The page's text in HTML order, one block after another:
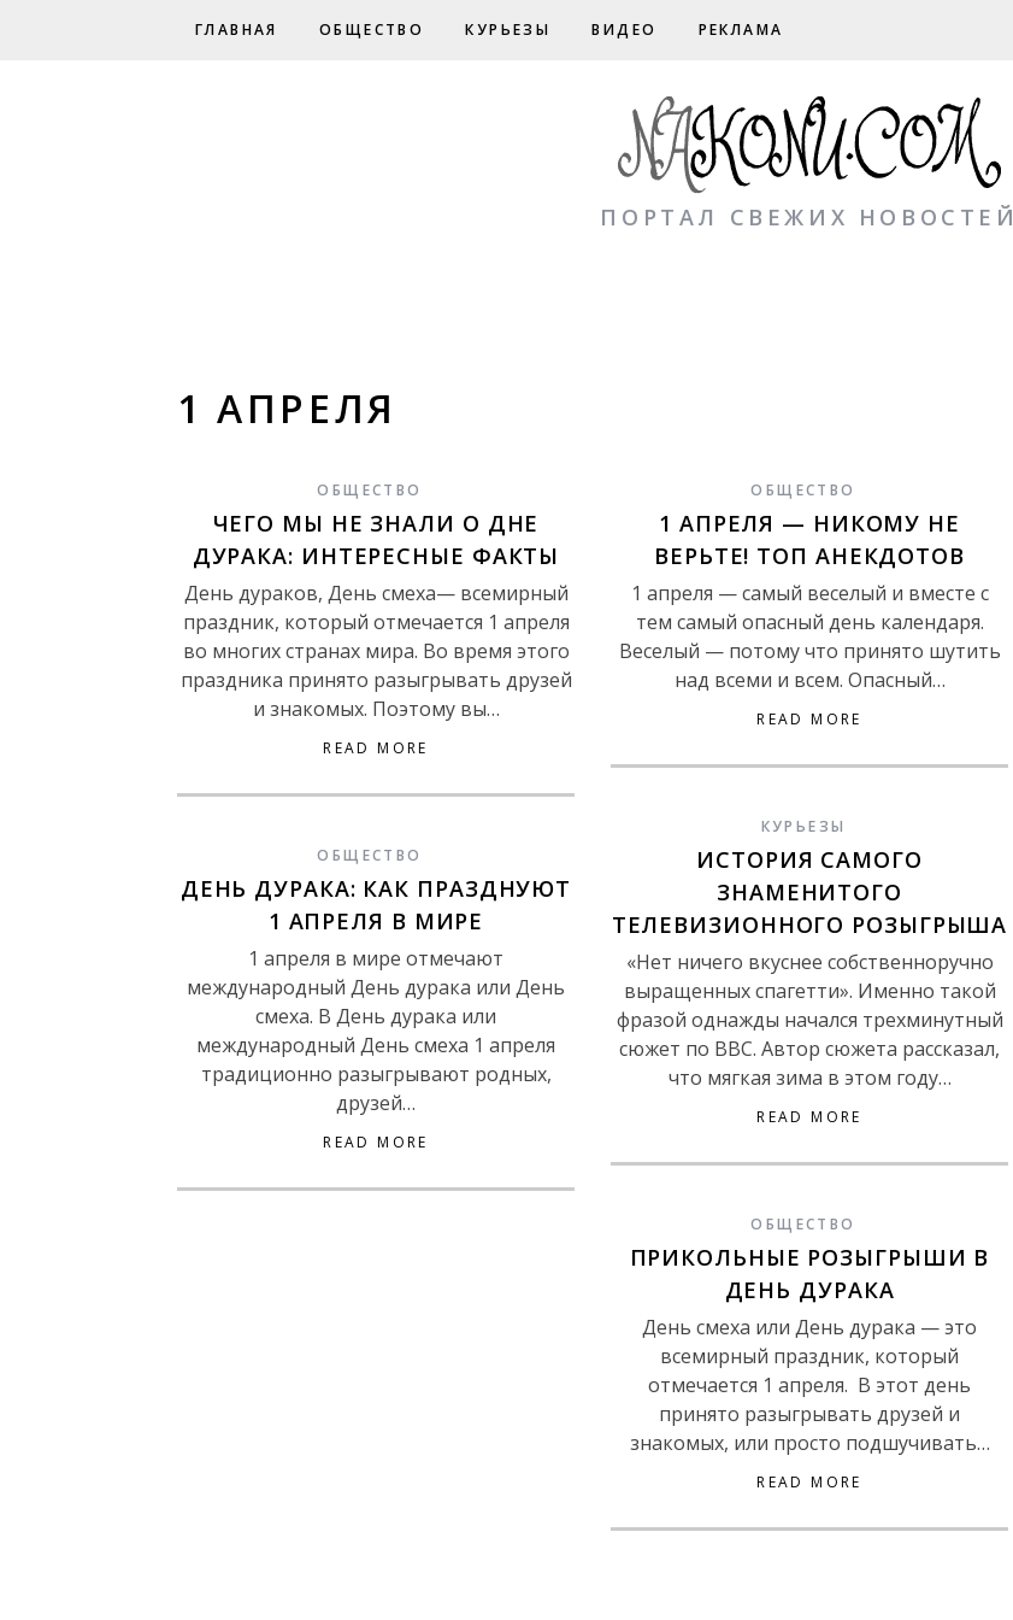
ГЛАВНАЯ ОБЩЕСТВО КУРЬЕЗЫ ВИДЕО РЕКЛАМА
ПОРТАЛ СВЕЖИХ НОВОСТЕЙ
1 АПРЕЛЯ
ОБЩЕСТВО
ЧЕГО МЫ НЕ ЗНАЛИ О ДНЕ
ДУРАКА: ИНТЕРЕСНЫЕ ФАКТЫ
День дураков, День смеха— всемирный
праздник, который отмечается 1 апреля
во многих странах мира. Во время этого
праздника принято разыгрывать друзей
и знакомых. Поэтому вы…
READ MORE
ОБЩЕСТВО
1 АПРЕЛЯ — НИКОМУ НЕ
ВЕРЬТЕ! ТОП АНЕКДОТОВ
1 апреля — самый веселый и вместе с
тем самый опасный день календаря.
Веселый — потому что принято шутить
над всеми и всем. Опасный…
READ MORE
КУРЬЕЗЫ
ИСТОРИЯ САМОГО
ЗНАМЕНИТОГО
ТЕЛЕВИЗИОННОГО РОЗЫГРЫША
«Нет ничего вкуснее собственноручно
выращенных спагетти». Именно такой
фразой однажды начался трехминутный
сюжет по BBC. Автор сюжета рассказал,
что мягкая зима в этом году…
READ MORE
ОБЩЕСТВО
ДЕНЬ ДУРАКА: КАК ПРАЗДНУЮТ
1 АПРЕЛЯ В МИРЕ
1 апреля в мире отмечают
международный День дурака или День
смеха. В День дурака или
международный День смеха 1 апреля
традиционно разыгрывают родных,
друзей…
READ MORE
ОБЩЕСТВО
ПРИКОЛЬНЫЕ РОЗЫГРЫШИ В
ДЕНЬ ДУРАКА
День смеха или День дурака — это
всемирный праздник, который
отмечается 1 апреля. В этот день
принято разыгрывать друзей и
знакомых, или просто подшучивать…
READ MORE